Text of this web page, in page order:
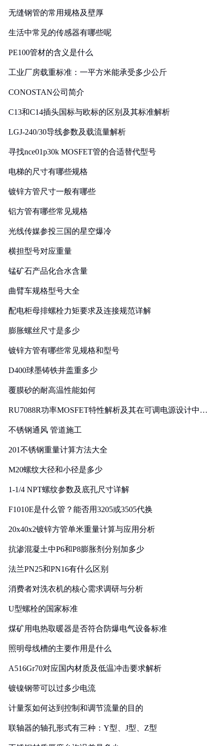
无缝钢管的常用规格及壁厚
生活中常见的传感器有哪些呢
PE100管材的含义是什么
工业厂房载重标准：一平方米能承受多少公斤
CONOSTAN公司简介
C13和C14插头国标与欧标的区别及其标准解析
LGJ-240/30导线参数及载流量解析
寻找nce01p30k MOSFET管的合适替代型号
电梯的尺寸有哪些规格
镀锌方管尺寸一般有哪些
铝方管有哪些常见规格
光线传媒参投三国的星空爆冷
横担型号对应重量
锰矿石产品化合水含量
曲臂车规格型号大全
配电柜母排螺栓力矩要求及连接规范详解
膨胀螺丝尺寸是多少
镀锌方管有哪些常见规格和型号
D400球墨铸铁井盖重多少
覆膜砂的耐高温性能如何
RU7088R功率MOSFET特性解析及其在可调电源设计中的
不锈钢通风 管道施工
201不锈钢重量计算方法大全
M20螺纹大径和小径是多少
1-1/4 NPT螺纹参数及底孔尺寸详解
F1010E是什么管？能否用3205或3505代换
20x40x2镀锌方管单米重量计算与应用分析
抗渗混凝土中P6和P8膨胀剂分别加多少
法兰PN25和PN16有什么区别
消费者对洗衣机的核心需求调研与分析
U型螺栓的国家标准
煤矿用电热取暖器是否符合防爆电气设备标准
照明母线槽的主要作用是什么
A516Gr70对应国内材质及低温冲击要求解析
镀镍钢带可以过多少电流
计量泵如何达到控制和调节流量的目的
联轴器的轴孔形式有三种：Y型、J型、Z型